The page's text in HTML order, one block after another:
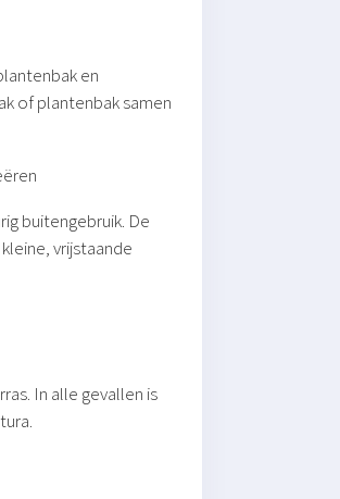
en
of plantenbak samen
buitengebruik. De
vrijstaande
In alle gevallen is